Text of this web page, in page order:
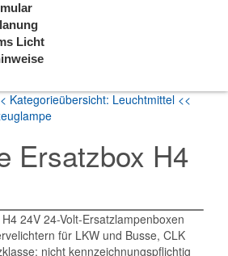
Licht
Kategorieübersicht: Leuchtmittel <<
Ersatzbox H4
24V 24-Volt-Ersatzlampenboxen
für LKW und Busse, CLK
nicht kennzeichnungspflichtig